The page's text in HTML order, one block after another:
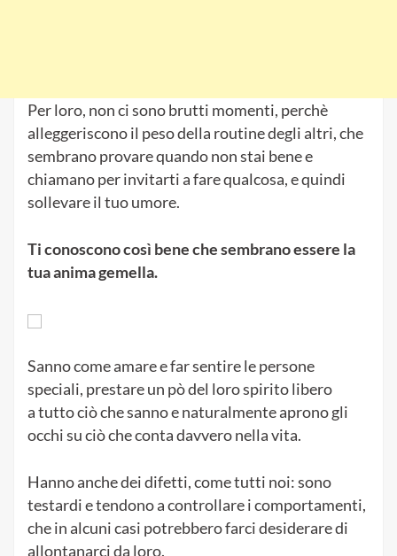
Per loro, non ci sono brutti momenti, perchè
alleggeriscono il peso della routine degli altri, che
sembrano provare quando non stai bene e
chiamano per invitarti a fare qualcosa, e quindi
sollevare il tuo umore.
Ti conoscono così bene che sembrano essere la
tua anima gemella.
Sanno come amare e far sentire le persone
speciali, prestare un pò del loro spirito libero
a tutto ciò che sanno e naturalmente aprono gli
occhi su ciò che conta davvero nella vita.
Hanno anche dei difetti, come tutti noi: sono
testardi e tendono a controllare i comportamenti,
che in alcuni casi potrebbero farci desiderare di
allontanarci da loro.